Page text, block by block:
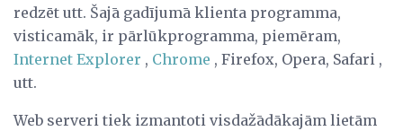
redzēt utt. Šajā gadījumā klienta programma,
visticamāk, ir pārlūkprogramma, piemēram,
Internet Explorer , Chrome , Firefox, Opera, Safari ,
utt.
Web serveri tiek izmantoti visdažādākajām lietām